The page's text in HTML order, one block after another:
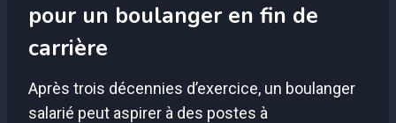
pour un boulanger en fin de
carrière
Après trois décennies d’exercice, un boulanger
salarié peut aspirer à des postes à